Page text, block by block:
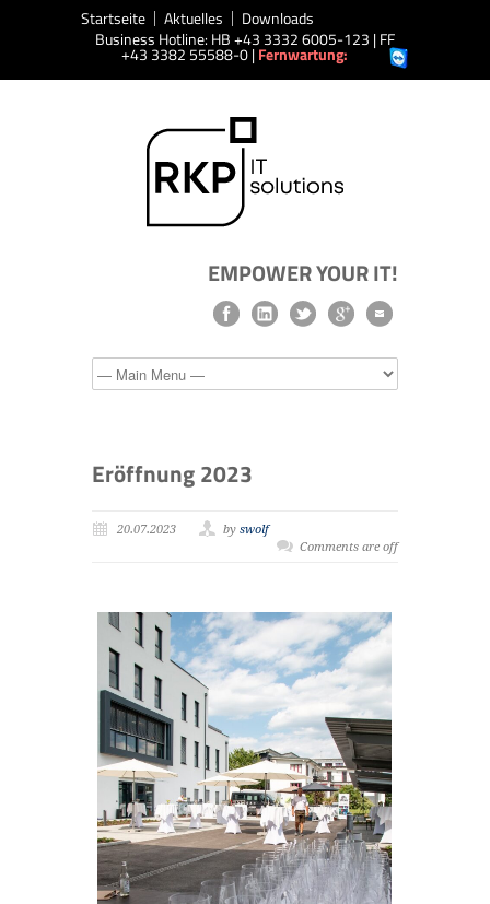
Startseite Aktuelles
Downloads
Business Hotline: HB +43 3332 6005-123 | FF
+43 3382 55588-0 |Fernwartung:
EMPOWER YOUR IT!
Eröffnung 2023
20.07.2023 by swolf
Comments are off